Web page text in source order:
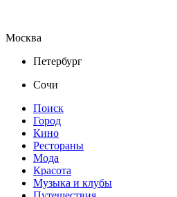
Москва
Петербург
Сочи
Поиск
Город
Кино
Рестораны
Мода
Красота
Музыка и клубы